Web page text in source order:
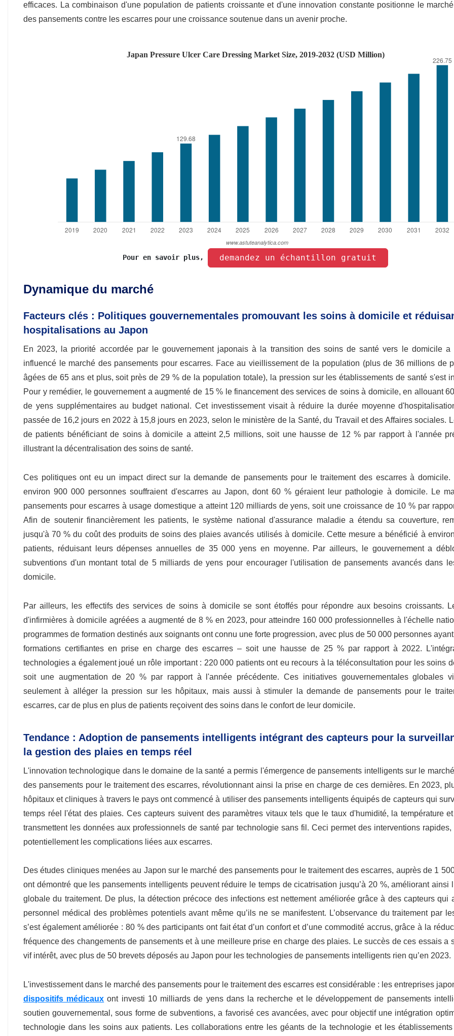
efficaces. La combinaison d'une population de patients croissante et d'une innovation constante positionne le
des pansements contre les escarres pour une croissance soutenue dans un avenir proche.
Pour en savoir plus, demandez un échantillon gratuit
Dynamique du marché
Facteurs clés : Politiques gouvernementales promouvant les soins à domicile et
hospitalisations au Japon
En 2023, la priorité accordée par le gouvernement japonais à la transition des soins de santé vers le domicile a
influencé le marché des pansements pour escarres. Face au vieillissement de la population (plus de 36 millions de
âgées de 65 ans et plus, soit près de 29 % de la population totale), la pression sur les établissements de santé s'est
Pour y remédier, le gouvernement a augmenté de 15 % le financement des services de soins à domicile, en allouant
de yens supplémentaires au budget national. Cet investissement visait à réduire la durée moyenne
passée de 16,2 jours en 2022 à 15,8 jours en 2023, selon le ministère de la Santé, du Travail et des Affaires sociales.
de patients bénéficiant de soins à domicile a atteint 2,5 millions, soit une hausse de 12 % par rapport à l'année
illustrant la décentralisation des soins de santé.
Ces politiques ont eu un impact direct sur la demande de pansements pour le traitement des escarres à domicile.
environ 900 000 personnes souffraient d'escarres au Japon, dont 60 % géraient leur pathologie à domicile. Le
pansements pour escarres à usage domestique a atteint 120 milliards de yens, soit une croissance de 10 % par
Afin de soutenir financièrement les patients, le système national d'assurance maladie a étendu sa couverture,
jusqu'à 70 % du coût des produits de soins des plaies avancés utilisés à domicile. Cette mesure a bénéficié à
patients, réduisant leurs dépenses annuelles de 35 000 yens en moyenne. Par ailleurs, le gouvernement a
subventions d'un montant total de 5 milliards de yens pour encourager l'utilisation de pansements avancés dans
domicile.
Par ailleurs, les effectifs des services de soins à domicile se sont étoffés pour répondre aux besoins croissants.
d'infirmières à domicile agréées a augmenté de 8 % en 2023, pour atteindre 160 000 professionnelles à l'échelle
programmes de formation destinés aux soignants ont connu une forte progression, avec plus de 50 000 personnes
formations certifiantes en prise en charge des escarres – soit une hausse de 25 % par rapport à 2022.
technologies a également joué un rôle important : 220 000 patients ont eu recours à la téléconsultation pour les soins
soit une augmentation de 20 % par rapport à l'année précédente. Ces initiatives gouvernementales globales
seulement à alléger la pression sur les hôpitaux, mais aussi à stimuler la demande de pansements pour le
escarres, car de plus en plus de patients reçoivent des soins dans le confort de leur domicile.
Tendance : Adoption de pansements intelligents intégrant des capteurs pour la
la gestion des plaies en temps réel
L'innovation technologique dans le domaine de la santé a permis l'émergence de pansements intelligents sur le
des pansements pour le traitement des escarres, révolutionnant ainsi la prise en charge de ces dernières. En 2023,
hôpitaux et cliniques à travers le pays ont commencé à utiliser des pansements intelligents équipés de capteurs qui
temps réel l'état des plaies. Ces capteurs suivent des paramètres vitaux tels que le taux d'humidité, la température
transmettent les données aux professionnels de santé par technologie sans fil. Ceci permet des interventions rapides,
potentiellement les complications liées aux escarres.
Des études cliniques menées au Japon sur le marché des pansements pour le traitement des escarres, auprès de 1
ont démontré que les pansements intelligents peuvent réduire le temps de cicatrisation jusqu’à 20 %, améliorant ainsi
globale du traitement. De plus, la détection précoce des infections est nettement améliorée grâce à des capteurs qui
personnel médical des problèmes potentiels avant même qu’ils ne se manifestent. L’observance du traitement par
s’est également améliorée : 80 % des participants ont fait état d’un confort et d’une commodité accrus, grâce à la
fréquence des changements de pansements et à une meilleure prise en charge des plaies. Le succès de ces essais a
vif intérêt, avec plus de 50 brevets déposés au Japon pour les technologies de pansements intelligents rien qu’en 2023.
L'investissement dans le marché des pansements pour le traitement des escarres est considérable : les entreprises
dispositifs médicaux ont investi 10 milliards de yens dans la recherche et le développement de pansements
soutien gouvernemental, sous forme de subventions, a favorisé ces avancées, avec pour objectif une intégration
technologie dans les soins aux patients. Les collaborations entre les géants de la technologie et les